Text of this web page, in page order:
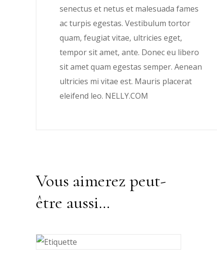
senectus et netus et malesuada fames
ac turpis egestas. Vestibulum tortor
quam, feugiat vitae, ultricies eget,
tempor sit amet, ante. Donec eu libero
sit amet quam egestas semper. Aenean
ultricies mi vitae est. Mauris placerat
eleifend leo. NELLY.COM
Vous aimerez peut-
être aussi…